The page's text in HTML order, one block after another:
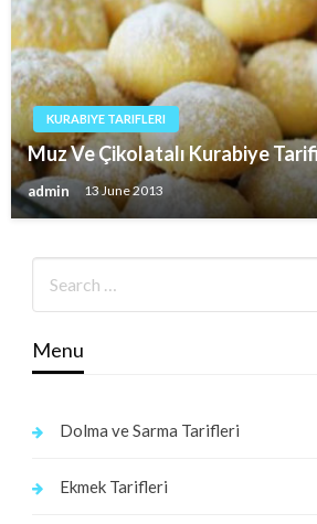
KURABIYE TARIFLERI
Muz Ve Çikolatalı Kurabiye Tarifi
admin 13 June 2013
Menu
Dolma ve Sarma Tarifleri
Ekmek Tarifleri